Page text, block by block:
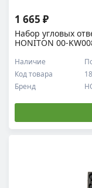
Набор угловых
HONITON 00-
Код товара
Наличие
Бренд
1 665 ₽